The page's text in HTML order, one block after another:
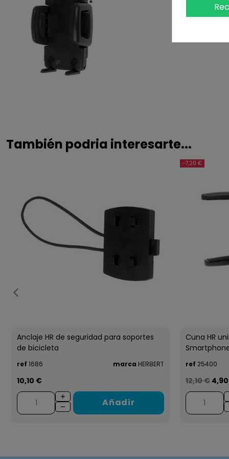
También podria interesarte...
Anclaje HR de seguridad para soportes
de bicicleta
ref 1686 marca HERBERT
10,10 €
Añadir
-7,20 €
Cuna HR
ref 25400
12,10 €